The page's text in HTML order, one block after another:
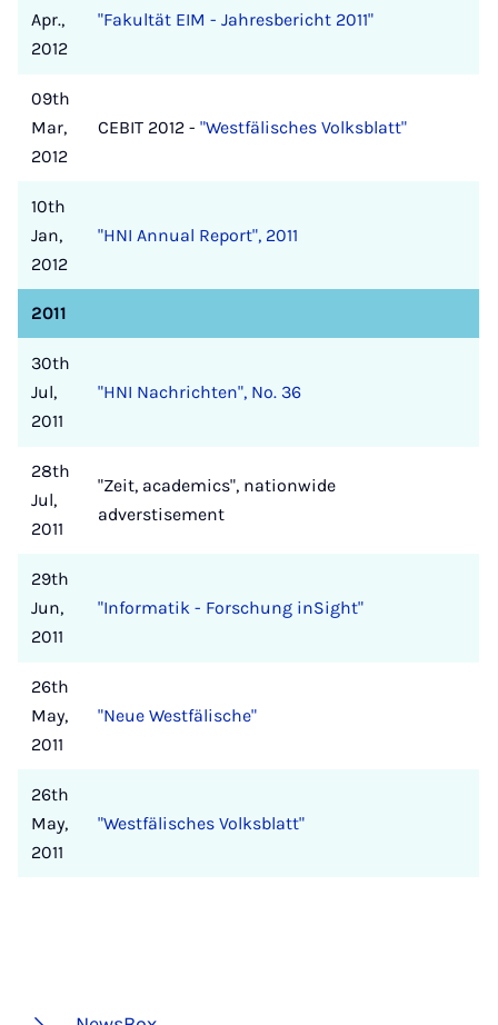
Apr.,
2012
"Fakultät EIM - Jahresbericht 2011"
09th
Mar,
2012
CEBIT 2012 - "Westfälisches Volksblatt"
10th
Jan,
2012
"HNI Annual Report", 2011
2011
30th
Jul,
2011
"HNI Nachrichten", No. 36
28th
Jul,
2011
"Zeit, academics", nationwide
adverstisement
29th
Jun,
2011
"Informatik - Forschung inSight"
26th
May,
2011
"Neue Westfälische"
26th
May,
2011
"Westfälisches Volksblatt"